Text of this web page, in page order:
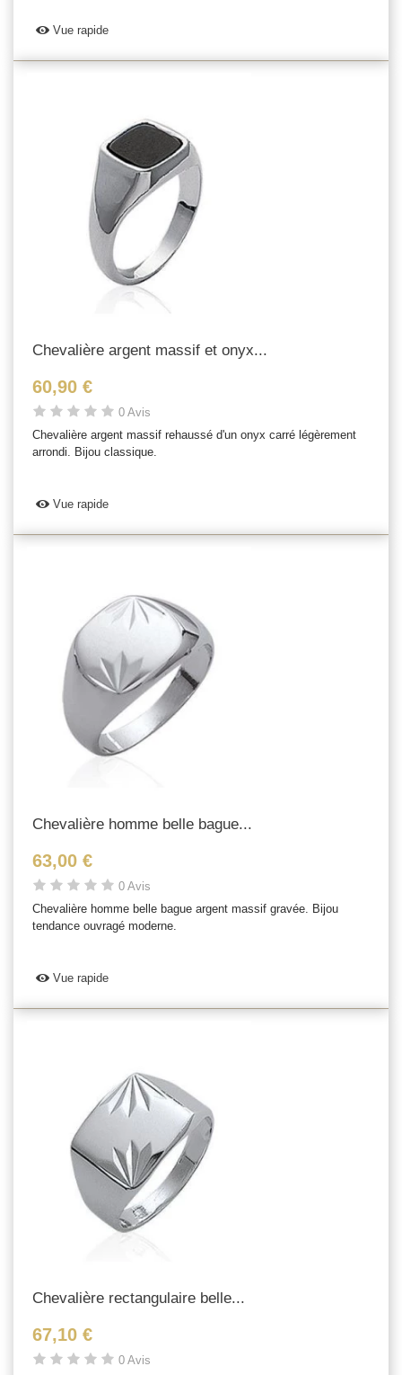
Vue rapide
Chevalière argent massif et onyx...
60,90 €
0 Avis
Chevalière argent massif rehaussé d'un onyx carré légèrement
arrondi. Bijou classique.
Vue rapide
Chevalière homme belle bague...
63,00 €
0 Avis
Chevalière homme belle bague argent massif gravée. Bijou
tendance ouvragé moderne.
Vue rapide
Chevalière rectangulaire belle...
67,10 €
0 Avis